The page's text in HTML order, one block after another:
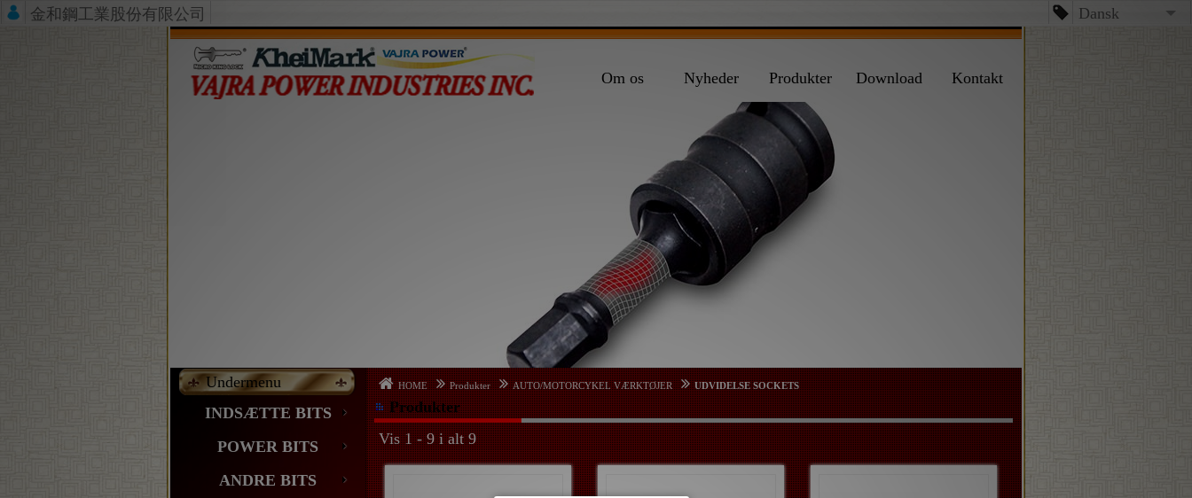
金和鋼工業股份有限公司
Dansk
Om os Nyheder Produkter Download Kontakt
Undermenu
INDSÆTTE BITS
POWER BITS
ANDRE BITS
HOME Produkter AUTO/MOTORCYKEL VÆRKTØJER UDVIDELSE SOCKETS
Produkter
Vis 1 - 9 i alt 9